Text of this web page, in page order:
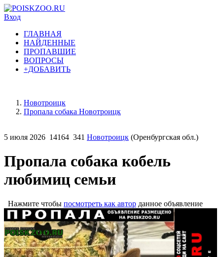
Вход
ГЛАВНАЯ
НАЙДЕННЫЕ
ПРОПАВШИЕ
ВОПРОСЫ
+ДОБАВИТЬ
Новотроицк
Пропала собака Новотроицк
5 июля 2026 14164 341 Новотроицк (Оренбургская обл.)
Пропала собака кобель
любимиц семьи
Нажмите чтобы посмотреть как автор данное объявление